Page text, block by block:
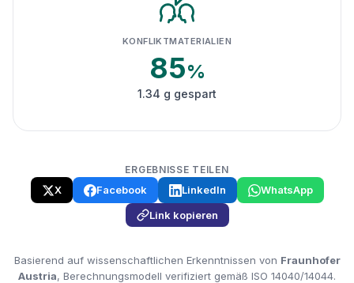
KONFLIKTMATERIALIEN
85%
1.34 g gespart
ERGEBNISSE TEILEN
X Facebook LinkedIn
WhatsApp
Link kopieren
Basierend auf wissenschaftlichen Erkenntnissen von Fraunhofer
Austria, Berechnungsmodell verifiziert gemäß ISO 14040/14044.